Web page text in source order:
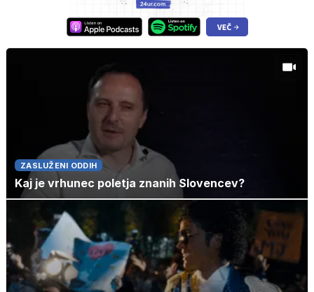
ZASLUŽENI ODDIH
Kaj je vrhunec poletja znanih Slovencev?